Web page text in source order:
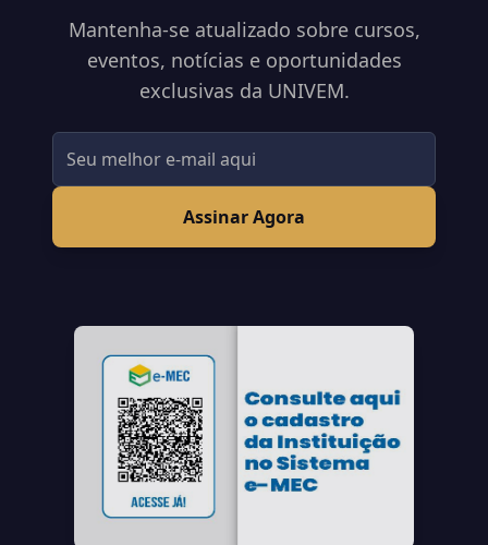
Mantenha-se atualizado sobre cursos,
eventos, notícias e oportunidades
exclusivas da UNIVEM.
Assinar Agora